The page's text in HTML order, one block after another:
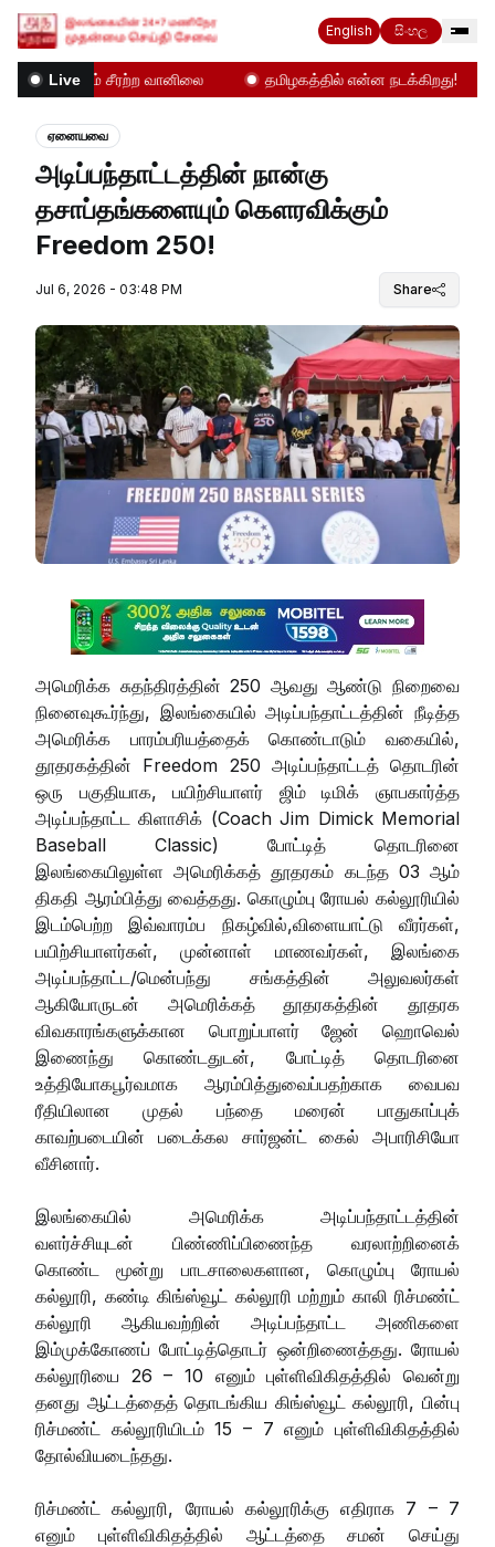
English සිංහල
Live
உலுக்கும் சீரற்ற வானிலை தமிழகத்தில் என்ன நடக்கிறது!
ஏனையவை
அடிப்பந்தாட்டத்தின் நான்கு
தசாப்தங்களையும் கௌரவிக்கும்
Freedom 250!
Jul 6, 2026 - 03:48 PM Share
அமெரிக்க சுதந்திரத்தின் 250 ஆவது ஆண்டு நிறைவை
நினைவுகூர்ந்து, இலங்கையில் அடிப்பந்தாட்டத்தின் நீடித்த
அமெரிக்க பாரம்பரியத்தைக் கொண்டாடும் வகையில்,
தூதரகத்தின் Freedom 250 அடிப்பந்தாட்டத் தொடரின்
ஒரு பகுதியாக, பயிற்சியாளர் ஜிம் டிமிக் ஞாபகார்த்த
அடிப்பந்தாட்ட கிளாசிக் (Coach Jim Dimick Memorial
Baseball Classic) போட்டித் தொடரினை
இலங்கையிலுள்ள அமெரிக்கத் தூதரகம் கடந்த 03 ஆம்
திகதி ஆரம்பித்து வைத்தது. கொழும்பு ரோயல் கல்லூரியில்
இடம்பெற்ற இவ்வாரம்ப நிகழ்வில்,விளையாட்டு வீரர்கள்,
பயிற்சியாளர்கள், முன்னாள் மாணவர்கள், இலங்கை
அடிப்பந்தாட்ட/மென்பந்து சங்கத்தின் அலுவலர்கள்
ஆகியோருடன் அமெரிக்கத் தூதரகத்தின் தூதரக
விவகாரங்களுக்கான பொறுப்பாளர் ஜேன் ஹொவெல்
இணைந்து கொண்டதுடன், போட்டித் தொடரினை
உத்தியோகபூர்வமாக ஆரம்பித்துவைப்பதற்காக வைபவ
ரீதியிலான முதல் பந்தை மரைன் பாதுகாப்புக்
காவற்படையின் படைக்கல சார்ஜன்ட் கைல் அபாரிசியோ
வீசினார்.
இலங்கையில் அமெரிக்க அடிப்பந்தாட்டத்தின்
வளர்ச்சியுடன் பிண்ணிப்பிணைந்த வரலாற்றினைக்
கொண்ட மூன்று பாடசாலைகளான, கொழும்பு ரோயல்
கல்லூரி, கண்டி கிங்ஸ்வூட் கல்லூரி மற்றும் காலி ரிச்மண்ட்
கல்லூரி ஆகியவற்றின் அடிப்பந்தாட்ட அணிகளை
இம்முக்கோணப் போட்டித்தொடர் ஒன்றிணைத்தது. ரோயல்
கல்லூரியை 26 – 10 எனும் புள்ளிவிகிதத்தில் வென்று
தனது ஆட்டத்தைத் தொடங்கிய கிங்ஸ்வூட் கல்லூரி, பின்பு
ரிச்மண்ட் கல்லூரியிடம் 15 – 7 எனும் புள்ளிவிகிதத்தில்
தோல்வியடைந்தது.
ரிச்மண்ட் கல்லூரி, ரோயல் கல்லூரிக்கு எதிராக 7 – 7
எனும் புள்ளிவிகிதத்தில் ஆட்டத்தை சமன் செய்து